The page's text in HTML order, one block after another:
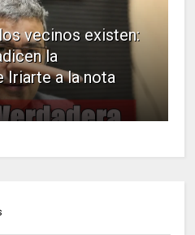
vecinos existen:
la
Iriarte a la nota